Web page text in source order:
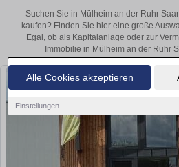
Alle Cookies akzeptieren
Einstellungen
Suchen Sie in Mülheim an der Ruhr
kaufen? Finden Sie hier eine große
Egal, ob als Kapitalanlage oder zur
Immobilie in Mülheim an der Ruhr